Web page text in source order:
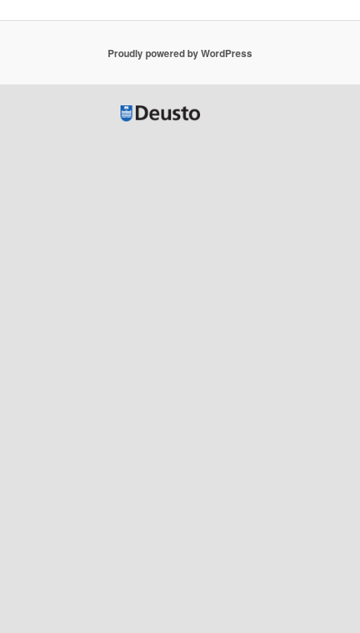
Proudly powered by WordPress